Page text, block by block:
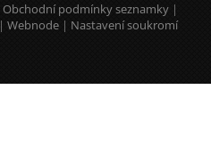
Obchodní podmínky seznamky |
| Webnode | Nastavení soukromí